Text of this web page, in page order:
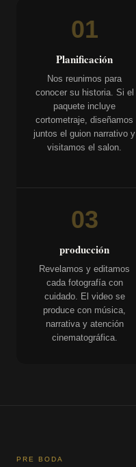
01
Planificación
Nos reunimos para
conocer su historia. Si el
paquete incluye
cortometraje, diseñamos
juntos el guion narrativo y
visitamos el salon.
03
producción
Revelamos y editamos
cada fotografía con
cuidado. El video se
produce con música,
narrativa y atención
cinematográfica.
PRE BODA